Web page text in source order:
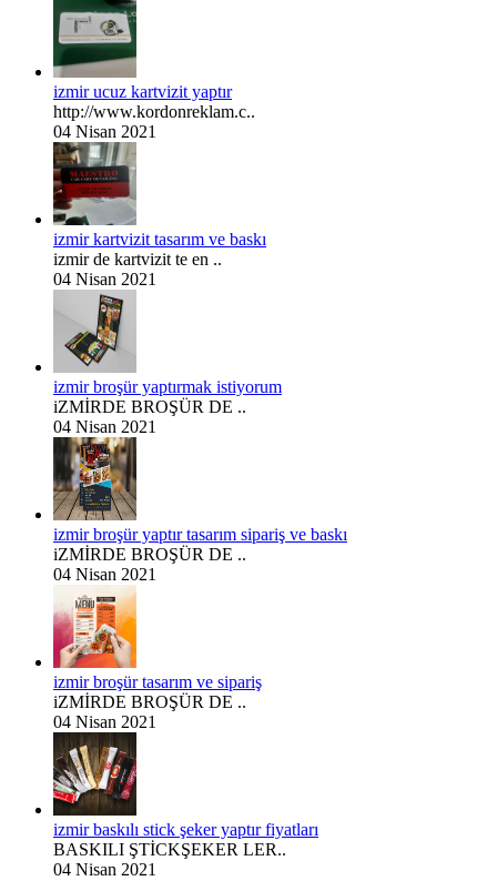
izmir ucuz kartvizit yaptır
http://www.kordonreklam.c..
04 Nisan 2021
izmir kartvizit tasarım ve baskı
izmir de kartvizit te en ..
04 Nisan 2021
izmir broşür yaptırmak istiyorum
iZMİRDE BROŞÜR DE ..
04 Nisan 2021
izmir broşür yaptır tasarım sipariş ve baskı
iZMİRDE BROŞÜR DE ..
04 Nisan 2021
izmir broşür tasarım ve sipariş
iZMİRDE BROŞÜR DE ..
04 Nisan 2021
izmir baskılı stick şeker yaptır fiyatları
BASKILI ŞTİCKŞEKER LER..
04 Nisan 2021